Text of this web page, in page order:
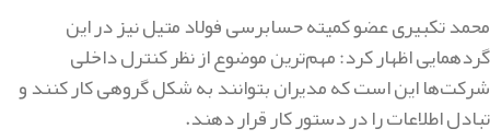
محمد تکبیری عضو کمیته حسابرسی فولاد متیل نیز در این
گردهمایی اظهار کرد: مهم‌ترین موضوع از نظر کنترل داخلی
شرکت‌ها این است که مدیران بتوانند به شکل گروهی کار کنند و
تبادل اطلاعات را در دستور کار قرار دهند.